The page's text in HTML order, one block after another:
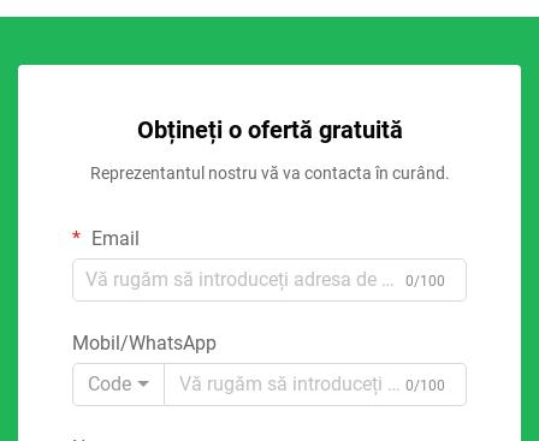
Obțineți o ofertă gratuită
Reprezentantul nostru vă va contacta în curând.
Email
0/100
Mobil/WhatsApp
Code
0/100